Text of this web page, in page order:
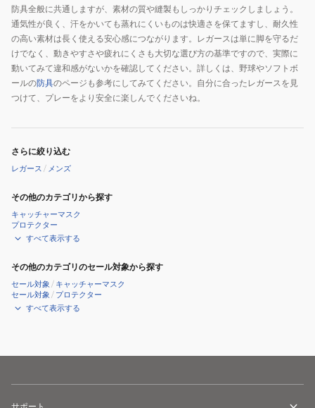
防具全般に共通しますが、素材の質や縫製もしっかりチェックしましょう。
通気性が良く、汗をかいても蒸れにくいものは快適さを保てますし、耐久性
の高い素材は長く使える安心感につながります。レガースは単に脚を守るだ
けでなく、動きやすさや疲れにくさも大切な選び方の基準ですので、実際に
動いてみて違和感がないかを確認してください。詳しくは、野球やソフトボ
ールの防具のページも参考にしてみてください。自分に合ったレガースを見
つけて、プレーをより安全に楽しんでくださいね。
さらに絞り込む
レガース / メンズ
その他のカテゴリから探す
キャッチャーマスク
プロテクター
すべて表示する
その他のカテゴリのセール対象から探す
セール対象 / キャッチャーマスク
セール対象 / プロテクター
すべて表示する